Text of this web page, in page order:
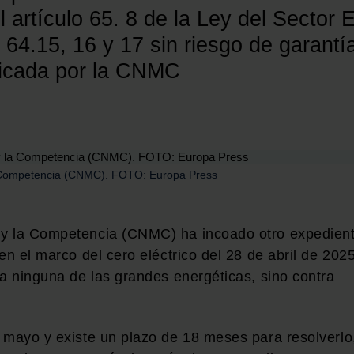
artículo 65. 8 de la Ley del Sector
16 y 17 sin riesgo de
por la CNMC
(CNMC). FOTO: Europa Press
la Competencia (CNMC) ha incoado otro
el marco del cero eléctrico del 28 de abril de
ninguna de las grandes energéticas, sino contra
y existe un plazo de 18 meses para